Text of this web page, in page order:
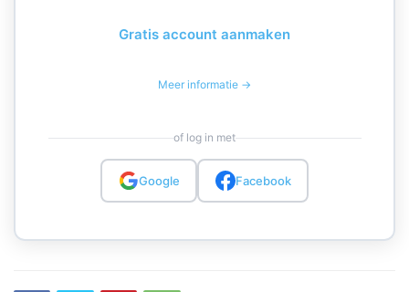
Gratis account aanmaken
Meer informatie →
of log in met
Google Facebook